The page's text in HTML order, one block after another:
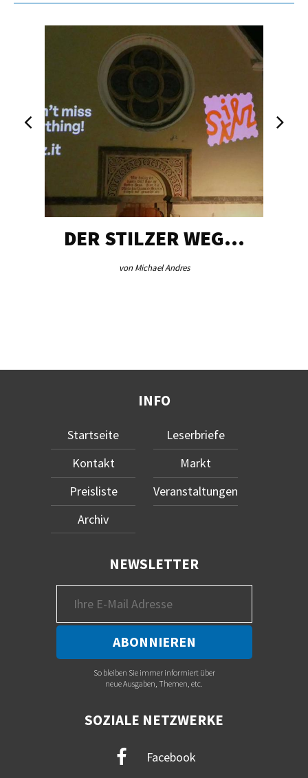
DER STILZER WEG…
von Michael Andres
INFO
Startseite
Kontakt
Preisliste
Archiv
Leserbriefe
Markt
Veranstaltungen
NEWSLETTER
So bleiben Sie immer informiert über
neue Ausgaben, Themen, etc.
SOZIALE NETZWERKE
Facebook